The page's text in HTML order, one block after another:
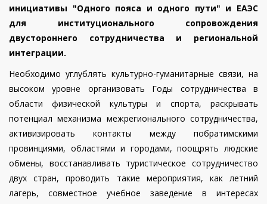
инициативы "Одного пояса и одного пути" и ЕАЭС
для институционального сопровождения
двустороннего сотрудничества и региональной
интеграции.
Необходимо углублять культурно-гуманитарные связи, на
высоком уровне организовать Годы сотрудничества в
области физической культуры и спорта, раскрывать
потенциал механизма межрегионального сотрудничества,
активизировать контакты между побратимскими
провинциями, областями и городами, поощрять людские
обмены, восстанавливать туристическое сотрудничество
двух стран, проводить такие мероприятия, как летний
лагерь, совместное учебное заведение в интересах